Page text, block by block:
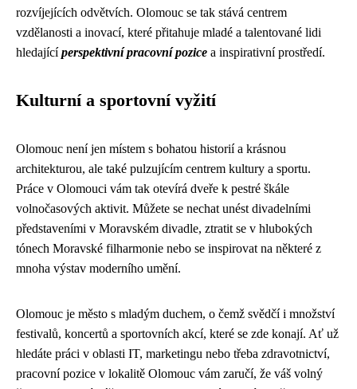
rozvíjejících odvětvích. Olomouc se tak stává centrem
vzdělanosti a inovací, které přitahuje mladé a talentované lidi
hledajícíperspektivní pracovní pozice a inspirativní prostředí.
Kulturní a sportovní vyžití
Olomouc není jen místem s bohatou historií a krásnou
architekturou, ale také pulzujícím centrem kultury a sportu.
Práce v Olomouci vám tak otevírá dveře k pestré škále
volnočasových aktivit. Můžete se nechat unést divadelními
představeními v Moravském divadle, ztratit se v hlubokých
tónech Moravské filharmonie nebo se inspirovat na některé z
mnoha výstav moderního umění.
Olomouc je město s mladým duchem, o čemž svědčí i množství
festivalů, koncertů a sportovních akcí, které se zde konají. Ať už
hledáte práci v oblasti IT, marketingu nebo třeba zdravotnictví,
pracovní pozice v lokalitě Olomouc vám zaručí, že váš volný